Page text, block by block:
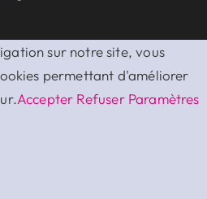
sur notre site, vous
permettant d'améliorer
Accepter Refuser Paramètres